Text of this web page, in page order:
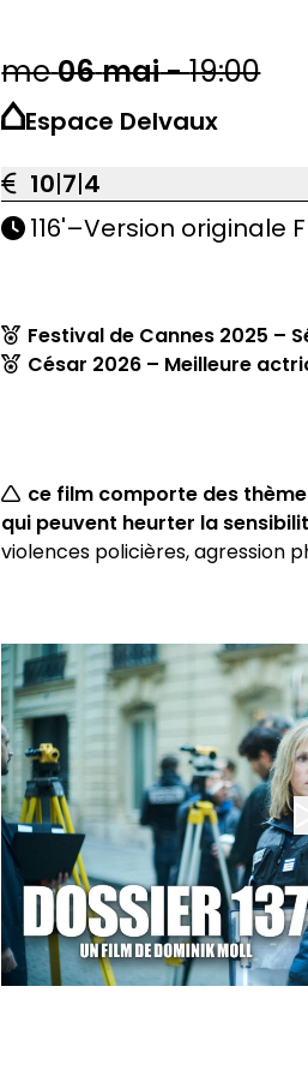
me06mai-19:00
Espace Delvaux
10|7|4
116'–Version originale
Festival de Cannes 2025 –
César 2026 – Meilleure
ce film comporte des
qui peuvent heurter la
violences policières, agression